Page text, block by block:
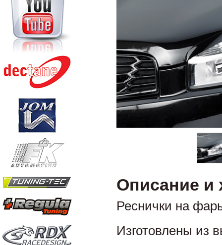
Описание и
Реснички на
Изготовлены из